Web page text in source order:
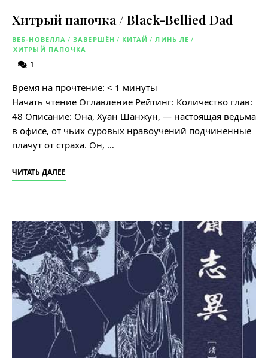
Хитрый папочка / Black-Bellied Dad
ВЕБ-НОВЕЛЛА / ЗАВЕРШЁН / КИТАЙ / ЛИНЬ ЛЕ /
ХИТРЫЙ ПАПОЧКА
1
Время на прочтение: < 1 минуты
Начать чтение Оглавление Рейтинг: Количество глав:
48 Описание: Она, Хуан Шанжун, ― настоящая ведьма
в офисе, от чьих суровых нравоучений подчинённые
плачут от страха. Он, …
ЧИТАТЬ ДАЛЕЕ